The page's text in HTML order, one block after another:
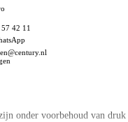
42 11
onder voorbehoud van